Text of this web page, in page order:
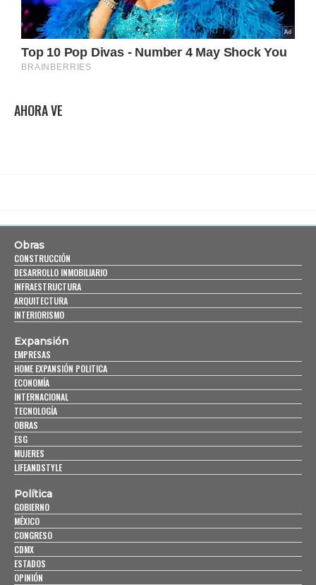
AHORA VE
Obras
CONSTRUCCIÓN
DESARROLLO INMOBILIARIO
INFRAESTRUCTURA
ARQUITECTURA
INTERIORISMO
Expansión
EMPRESAS
HOME EXPANSIÓN POLITICA
ECONOMÍA
INTERNACIONAL
TECNOLOGÍA
OBRAS
ESG
MUJERES
LIFEANDSTYLE
Política
GOBIERNO
MÉXICO
CONGRESO
CDMX
ESTADOS
OPINIÓN